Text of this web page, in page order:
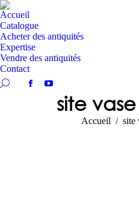
Accueil
Catalogue
Acheter des antiquités
Expertise
Vendre des antiquités
Contact
Recherche:
FacebookYouTube
page
site
Vous êtes ici :
Accueil site